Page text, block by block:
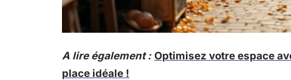
A lire également : Optimisez votre espace
place idéale !